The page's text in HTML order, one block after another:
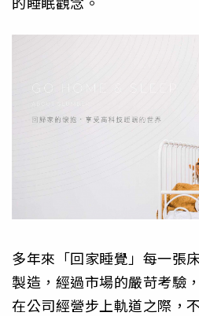
多年來「回家睡覺」每一張
製造，經過市場的嚴苛考驗
在公司經營步上軌道之際，